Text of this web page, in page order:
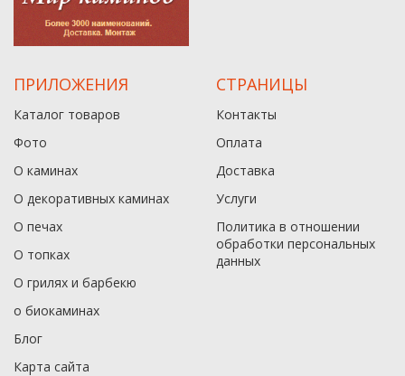
ПРИЛОЖЕНИЯ
Каталог товаров
Фото
О каминах
О декоративных каминах
О печах
О топках
О грилях и барбекю
о биокаминах
Блог
Карта сайта
СТРАНИЦЫ
Контакты
Оплата
Доставка
Услуги
Политика в отношении
обработки персональных
данныx